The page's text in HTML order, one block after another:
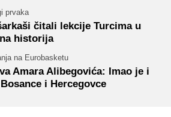
prvaka
čitali lekcije Turcima u
historija
na Eurobasketu
Amara Alibegovića: Imao je i
i Hercegovce